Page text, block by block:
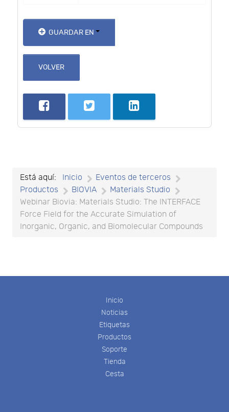
GUARDAR EN
VOLVER
Está aquí: Inicio
Eventos de terceros
Productos
BIOVIA
Materials Studio
Webinar Biovia: Materials Studio: The INTERFACE
Force Field for the Accurate Simulation of
Inorganic, Organic, and Biomolecular Compounds
Inicio
Noticias
Etiquetas
Productos
Soporte
Tienda
Cesta